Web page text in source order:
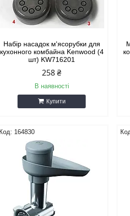
Набір насадок м'ясорубки для
кухонного комбайна Kenwood (4
шт) KW716201
258 ₴
В наявності
Купити
164830